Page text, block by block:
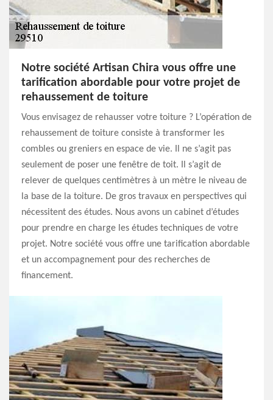
Notre société Artisan Chira vous offre une
tarification abordable pour votre projet de
rehaussement de toiture
Vous envisagez de rehausser votre toiture ? L’opération de
rehaussement de toiture consiste à transformer les
combles ou greniers en espace de vie. Il ne s’agit pas
seulement de poser une fenêtre de toit. Il s’agit de
relever de quelques centimètres à un mètre le niveau de
la base de la toiture. De gros travaux en perspectives qui
nécessitent des études. Nous avons un cabinet d’études
pour prendre en charge les études techniques de votre
projet. Notre société vous offre une tarification abordable
et un accompagnement pour des recherches de
financement.